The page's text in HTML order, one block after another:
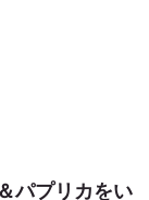
パプリカをい